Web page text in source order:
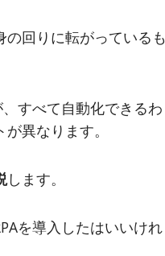
回りに転がっているも
すべて自動化できるわ
異なります。
します。
を導入したはいいけれ